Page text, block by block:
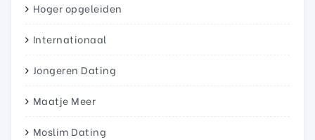
Hoger opgeleiden
Internationaal
Jongeren Dating
Maatje Meer
Moslim Dating